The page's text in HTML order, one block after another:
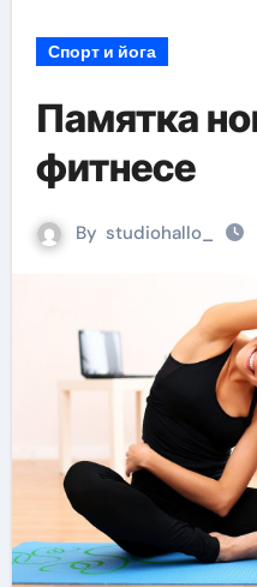
Спорт и йога
Памятка
фитнесе
By studiohallo_